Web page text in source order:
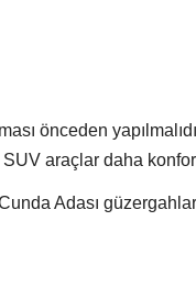
önceden
araçlar daha
Adası